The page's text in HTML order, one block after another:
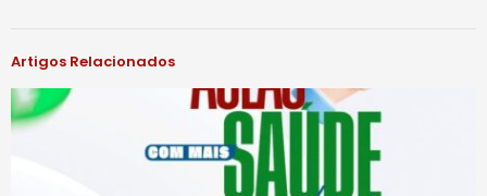
Artigos Relacionados